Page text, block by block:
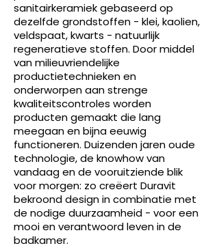
sanitairkeramiek gebaseerd op
dezelfde grondstoffen - klei, kaolien,
veldspaat, kwarts - natuurlijk
regeneratieve stoffen. Door middel
van milieuvriendelijke
productietechnieken en
onderworpen aan strenge
kwaliteitscontroles worden
producten gemaakt die lang
meegaan en bijna eeuwig
functioneren. Duizenden jaren oude
technologie, de knowhow van
vandaag en de vooruitziende blik
voor morgen: zo creëert Duravit
bekroond design in combinatie met
de nodige duurzaamheid - voor een
mooi en verantwoord leven in de
badkamer.